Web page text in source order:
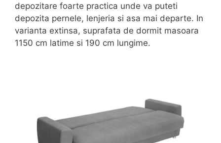
depozitare foarte practica unde va puteti
depozita pernele, lenjeria si asa mai departe. In
varianta extinsa, suprafata de dormit masoara
1150 cm latime si 190 cm lungime.